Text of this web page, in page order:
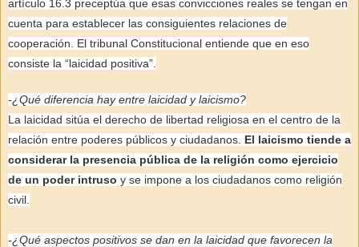
artículo 16.3 preceptúa que esas convicciones reales se tengan en
cuenta para establecer las consiguientes relaciones de
cooperación. El tribunal Constitucional entiende que en eso
consiste la “laicidad positiva”.
-¿Qué diferencia hay entre laicidad y laicismo?
La laicidad sitúa el derecho de libertad religiosa en el centro de la
relación entre poderes públicos y ciudadanos. El laicismo tiende a
considerar la presencia pública de la religión como ejercicio
de un poder intruso y se impone a los ciudadanos como religión
civil.
-¿Qué aspectos positivos se dan en la laicidad que favorecen la